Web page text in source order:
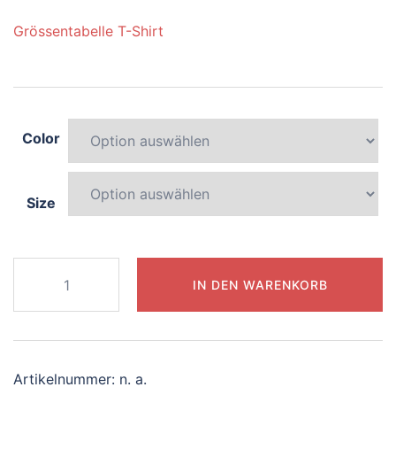
Grössentabelle T-Shirt
Color
Size
captivating-
lemur
Menge
IN DEN WARENKORB
Artikelnummer: n. a.